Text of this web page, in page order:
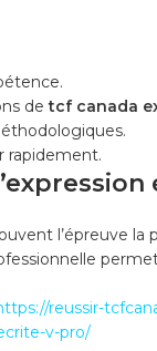
detcf canada
rapidement.
l’épreuve la
reussir-
v-pro/